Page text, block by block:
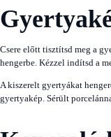
Csere előtt tisztítsd meg a
hengerbe. Kézzel indítsd a
A kiszerelt gyertyákat
gyertyakép. Sérült